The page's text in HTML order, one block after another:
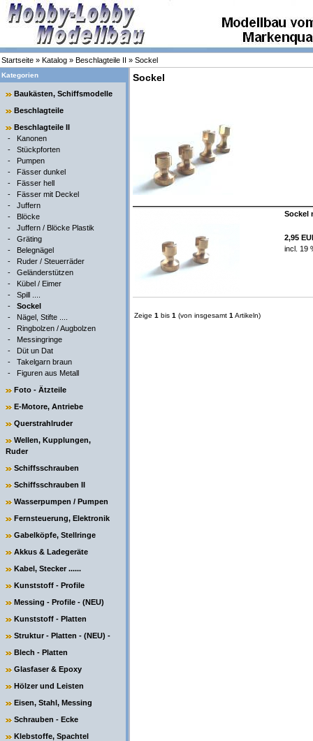
Startseite » Katalog » Beschlagteile II » Sockel
Kategorien
Baukästen, Schiffsmodelle
Beschlagteile
Beschlagteile II
- Kanonen
- Stückpforten
- Pumpen
- Fässer dunkel
- Fässer hell
- Fässer mit Deckel
- Juffern
- Blöcke
- Juffern / Blöcke Plastik
- Gräting
- Belegnägel
- Ruder / Steuerräder
- Geländerstützen
- Kübel / Eimer
- Spill ....
- Sockel
- Nägel, Stifte ....
- Ringbolzen / Augbolzen
- Messingringe
- Düt un Dat
- Takelgarn braun
- Figuren aus Metall
Foto - Ätzteile
E-Motore, Antriebe
Querstrahlruder
Wellen, Kupplungen,
Ruder
Schiffsschrauben
Schiffsschrauben II
Wasserpumpen / Pumpen
Fernsteuerung, Elektronik
Gabelköpfe, Stellringe
Akkus & Ladegeräte
Kabel, Stecker ......
Kunststoff - Profile
Messing - Profile - (NEU)
Kunststoff - Platten
Struktur - Platten - (NEU) -
Blech - Platten
Glasfaser & Epoxy
Hölzer und Leisten
Eisen, Stahl, Messing
Schrauben - Ecke
Klebstoffe, Spachtel
Sockel
Sockel
2,95
incl. 19
Zeige 1 bis 1 (von insgesamt 1 Artikeln)